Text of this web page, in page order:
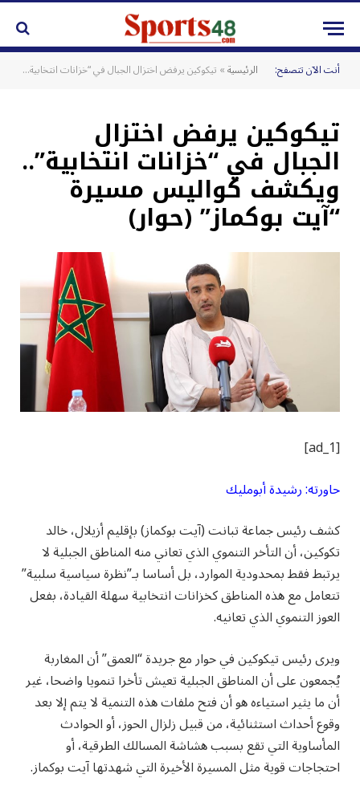
أنت الآن تتصفح: الرئيسية» تيكوكين يرفض اختزال الجبال في “خزانات انتخابية”.. ويكشف كواليس مسيرة “آيت بوكماز” (حوار)
تيكوكين يرفض اختزال
الجبال في “خزانات انتخابية”..
ويكشف كواليس مسيرة
“آيت بوكماز” (حوار)
[ad_1]
حاورته: رشيدة أبومليك
كشف رئيس جماعة تبانت (آيت بوكماز) بإقليم أزيلال، خالد
تكوكين، أن التأخر التنموي الذي تعاني منه المناطق الجبلية لا
يرتبط فقط بمحدودية الموارد، بل أساسا بـ”نظرة سياسية سلبية”
تتعامل مع هذه المناطق كخزانات انتخابية سهلة القيادة، بفعل
العوز التنموي الذي تعانيه.
ويرى رئيس تيكوكين في حوار مع جريدة “العمق” أن المغاربة
يُجمعون على أن المناطق الجبلية تعيش تأخرا تنمويا واضحا، غير
أن ما يثير استياءه هو أن فتح ملفات هذه التنمية لا يتم إلا بعد
وقوع أحداث استثنائية، من قبيل زلزال الحوز، أو الحوادث
المأساوية التي تقع بسبب هشاشة المسالك الطرقية، أو
احتجاجات قوية مثل المسيرة الأخيرة التي شهدتها آيت بوكماز.